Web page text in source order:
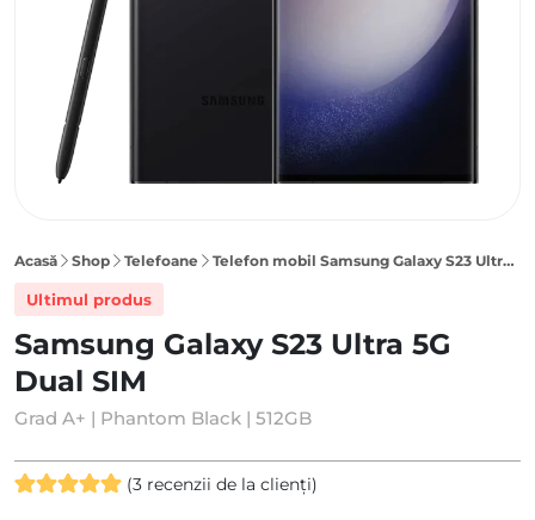
Acasă Shop Telefoane Telefon mobil Samsung Galaxy S23 Ultra 5G 512GB Dual SIM, Phantom Black
Ultimul produs
Samsung Galaxy S23 Ultra 5G
Dual SIM
Grad A+ | Phantom Black | 512GB
(3 recenzii de la clienți)